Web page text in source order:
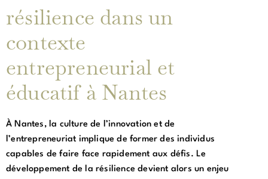
résilience dans un
contexte
entrepreneurial et
éducatif à Nantes
À Nantes, la culture de l’innovation et de
l’entrepreneuriat implique de former des individus
capables de faire face rapidement aux défis. Le
développement de la résilience devient alors un enjeu